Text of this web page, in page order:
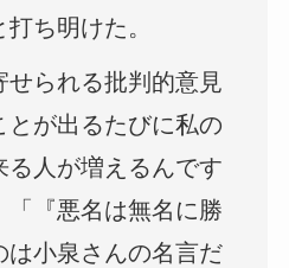
ち明けた。
せられる批判的意見
とが出るたびに私の
る人が増えるんです
「『悪名は無名に勝
は小泉さんの名言だ